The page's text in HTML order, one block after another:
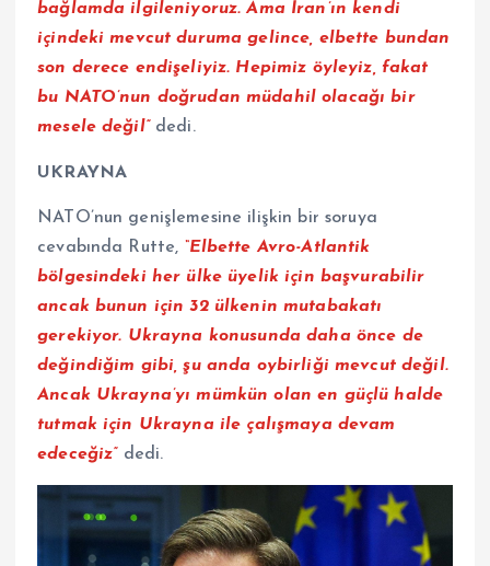
bağlamda ilgileniyoruz. Ama İran’ın kendi
içindeki mevcut duruma gelince, elbette bundan
son derece endişeliyiz. Hepimiz öyleyiz, fakat
bu NATO’nun doğrudan müdahil olacağı bir
mesele değil”dedi.
UKRAYNA
NATO’nun genişlemesine ilişkin bir soruya
cevabında Rutte, “Elbette Avro-Atlantik
bölgesindeki her ülke üyelik için başvurabilir
ancak bunun için 32 ülkenin mutabakatı
gerekiyor. Ukrayna konusunda daha önce de
değindiğim gibi, şu anda oybirliği mevcut değil.
Ancak Ukrayna’yı mümkün olan en güçlü halde
tutmak için Ukrayna ile çalışmaya devam
edeceğiz” dedi.